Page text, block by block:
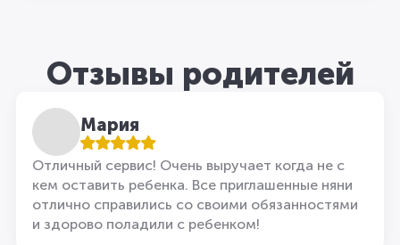
Отзывы родителей
Мария
Отличный сервис! Очень выручает когда не с
кем оставить ребенка. Все приглашенные няни
отлично справились со своими обязанностями
и здорово поладили с ребенком!